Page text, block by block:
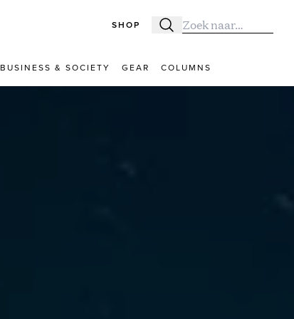
SHOP Zoeken
Zoek naar:
BUSINESS & SOCIETY GEAR COLUMNS